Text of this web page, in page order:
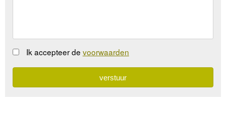
Ik accepteer de voorwaarden